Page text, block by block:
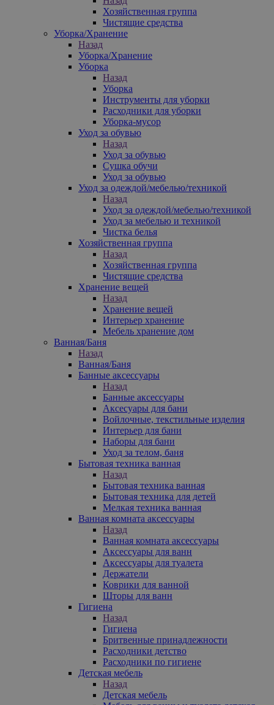
Хозяйственная группа
Чистящие средства
Уборка/Хранение
Назад
Уборка/Хранение
Уборка
Назад
Уборка
Инструменты для уборки
Расходники для уборки
Уборка-мусор
Уход за обувью
Назад
Уход за обувью
Сушка обучи
Уход за обувью
Уход за одеждой/мебелью/техникой
Назад
Уход за одеждой/мебелью/техникой
Уход за мебелью и техникой
Чистка белья
Хозяйственная группа
Назад
Хозяйственная группа
Чистящие средства
Хранение вещей
Назад
Хранение вещей
Интерьер хранение
Мебель хранение дом
Ванная/Баня
Назад
Ванная/Баня
Банные аксессуары
Назад
Банные аксессуары
Аксесуары для бани
Войлочные, текстильные изделия
Интерьер для бани
Наборы для бани
Уход за телом, баня
Бытовая техника ванная
Назад
Бытовая техника ванная
Бытовая техника для детей
Мелкая техника ванная
Ванная комната аксессуары
Назад
Ванная комната аксессуары
Аксессуары для ванн
Аксессуары для туалета
Держатели
Коврики для ванной
Шторы для ванн
Гигиена
Назад
Гигиена
Бритвенные принадлежности
Расходники детство
Расходники по гигиене
Детская мебель
Назад
Детская мебель